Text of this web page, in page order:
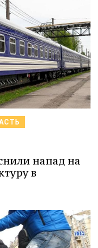
напад на
в